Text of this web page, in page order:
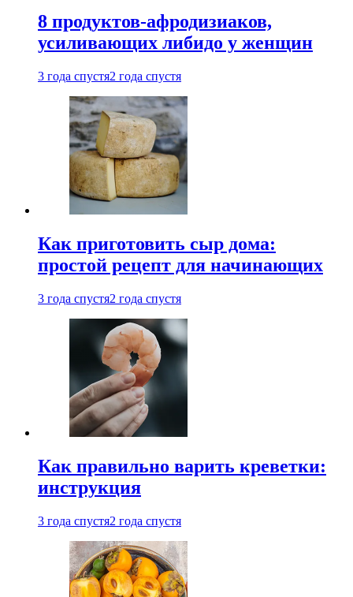
8 продуктов-афродизиаков,
усиливающих либидо у женщин
3 года спустя2 года спустя
Как приготовить сыр дома:
простой рецепт для начинающих
3 года спустя2 года спустя
Как правильно варить креветки:
инструкция
3 года спустя2 года спустя